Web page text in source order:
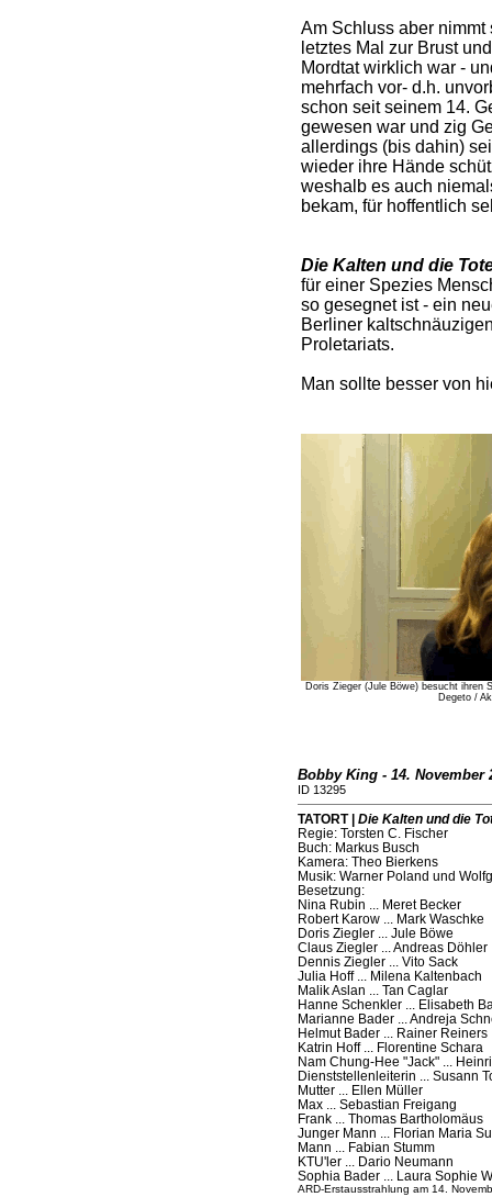
Am Schluss aber
letztes Mal zur Brust
Mordtat wirklich war -
mehrfach vor- d.h.
schon seit seinem 14.
gewesen war und zig
allerdings (bis dahin)
wieder ihre Hände
weshalb es auch
bekam, für hoffentlich
Die Kalten und die
für einer Spezies
so gesegnet ist - ein
Berliner
Proletariats.
Man sollte besser von
Doris Zieger (Jule Böwe) besucht ihren
Degeto /
Bobby King - 14. November
ID 13295
TATORT | Die Kalten und die
Regie: Torsten C. Fischer
Buch: Markus Busch
Kamera: Theo Bierkens
Musik: Warner Poland und
Besetzung:
Nina Rubin ... Meret Becker
Robert Karow ... Mark Waschke
Doris Ziegler ... Jule Böwe
Claus Ziegler ... Andreas Döhler
Dennis Ziegler ... Vito Sack
Julia Hoff ... Milena Kaltenbach
Malik Aslan ... Tan Caglar
Hanne Schenkler ... Elisabeth
Marianne Bader ... Andreja
Helmut Bader ... Rainer Reiners
Katrin Hoff ... Florentine Schara
Nam Chung-Hee "Jack" ...
Dienststellenleiterin ... Susann
Mutter ... Ellen Müller
Max ... Sebastian Freigang
Frank ... Thomas Bartholomäus
Junger Mann ... Florian Maria
Mann ... Fabian Stumm
KTU'ler ... Dario Neumann
Sophia Bader ... Laura Sophie
ARD-Erstausstrahlung am 14.